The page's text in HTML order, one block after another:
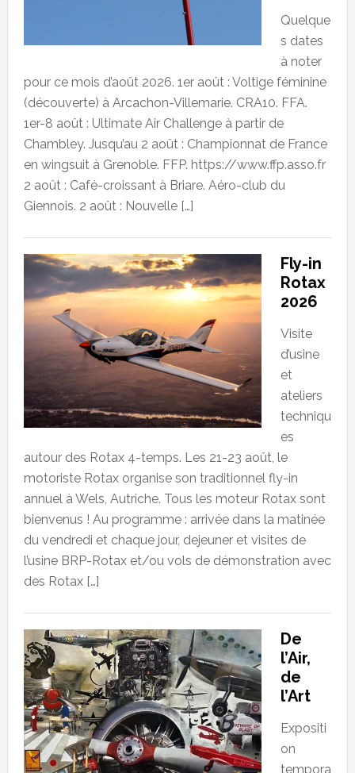
Quelque
s dates
à noter
pour ce mois d’août 2026. 1er août : Voltige féminine
(découverte) à Arcachon-Villemarie. CRA10. FFA.
1er-8 août : Ultimate Air Challenge à partir de
Chambley. Jusqu’au 2 août : Championnat de France
en wingsuit à Grenoble. FFP. https://www.ffp.asso.fr
2 août : Café-croissant à Briare. Aéro-club du
Giennois. 2 août : Nouvelle […]
Fly-in
Rotax
2026
Visite
d’usine
et
ateliers
techniqu
es
autour des Rotax 4-temps. Les 21-23 août, le
motoriste Rotax organise son traditionnel fly-in
annuel à Wels, Autriche. Tous les moteur Rotax sont
bienvenus ! Au programme : arrivée dans la matinée
du vendredi et chaque jour, dejeuner et visites de
l’usine BRP-Rotax et/ou vols de démonstration avec
des Rotax […]
De
l’Air,
de
l’Art
Expositi
on
tempora